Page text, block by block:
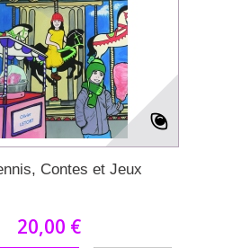
Contes et Jeux
20,00 €